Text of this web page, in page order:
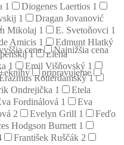
1 Diogenes Laertios 1
1
Dragan Jovanović
Mikolaj 1 E. Svetoňovci 1
Amicis 1
Edmunt Hlatký
1
Elena
1 Emil Višňovský 1
Rotterdamský1
Ondrejička 1
Etela
Fordinálová 1
Eva
2 Evelyn Grill 1
Feďo
Hodgson Burnett 1
František Ruščák 2
cena
Najnižšia cena
pripravujeme